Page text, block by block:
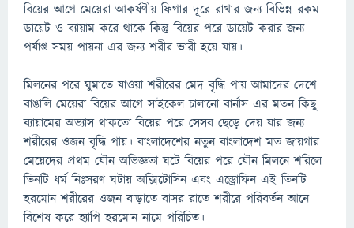
বিয়ের আগে মেয়েরা আকর্ষণীয় ফিগার দূরে রাখার জন্য বিভিন্ন রকম
ডায়েট ও ব্যায়াম করে থাকে কিন্তু বিয়ের পরে ডায়েট করার জন্য
পর্যাপ্ত সময় পায়না এর জন্য শরীর ভারী হয়ে যায়।
মিলনের পরে ঘুমাতে যাওয়া শরীরের মেদ বৃদ্ধি পায় আমাদের দেশে
বাঙালি মেয়েরা বিয়ের আগে সাইকেল চালানো বার্নাস এর মতন কিছু
ব্যায়ামের অভ্যাস থাকতো বিয়ের পরে সেসব ছেড়ে দেয় যার জন্য
শরীরের ওজন বৃদ্ধি পায়। বাংলাদেশের নতুন বাংলাদেশ মত জায়গার
মেয়েদের প্রথম যৌন অভিজ্ঞতা ঘটে বিয়ের পরে যৌন মিলনে শরিলে
তিনটি ধর্ম নিঃসরণ ঘটায় অক্সিটোসিন এবং এন্ড্রোফিন এই তিনটি
হরমোন শরীরের ওজন বাড়াতে বাসর রাতে শরীরে পরিবর্তন আনে
বিশেষ করে হ্যাপি হরমোন নামে পরিচিত।